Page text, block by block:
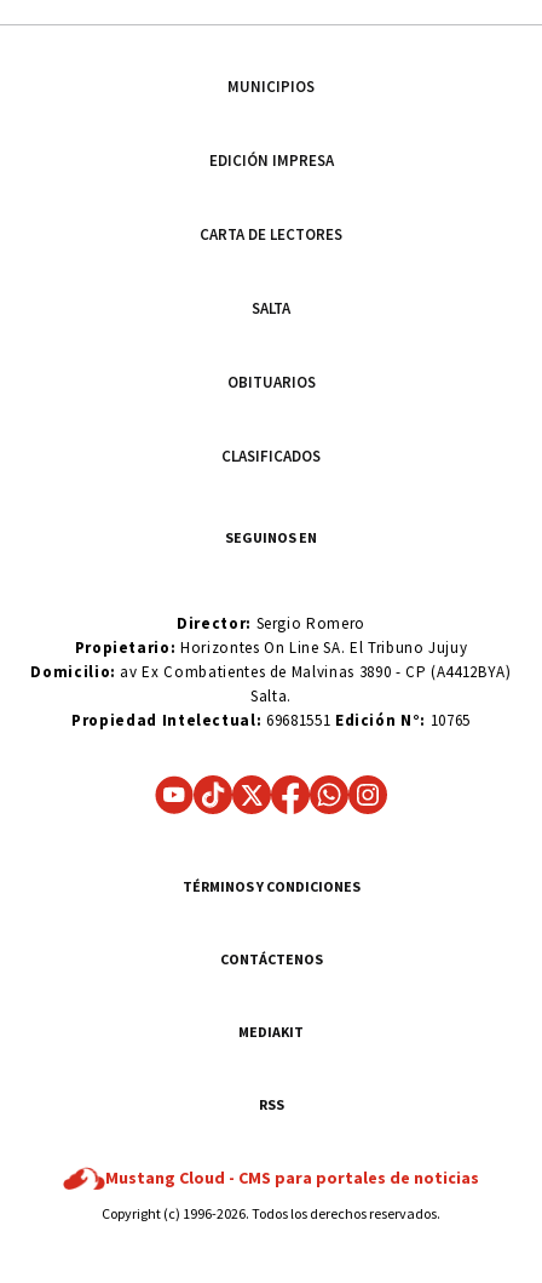
MUNICIPIOS
EDICIÓN IMPRESA
CARTA DE LECTORES
SALTA
OBITUARIOS
CLASIFICADOS
SEGUINOS EN
Director: Sergio Romero
Propietario:Horizontes On Line SA. El Tribuno Jujuy
Domicilio: av Ex Combatientes de Malvinas 3890 - CP (A4412BYA)
Salta.
Propiedad Intelectual: 69681551 Edición N°: 10765
TÉRMINOS Y CONDICIONES
CONTÁCTENOS
MEDIAKIT
RSS
Mustang Cloud - CMS para portales de noticias
Copyright (c) 1996-2026. Todos los derechos reservados.